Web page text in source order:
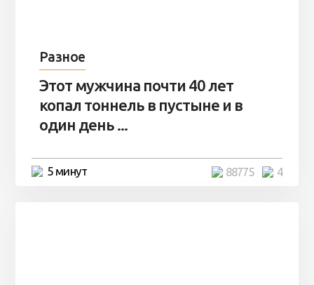
Разное
Этот мужчина почти 40 лет
копал тоннель в пустыне и в
один день ...
5 минут 4
88775